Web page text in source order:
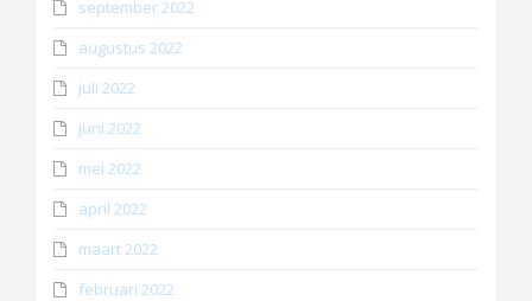
september 2022
augustus 2022
juli 2022
juni 2022
mei 2022
april 2022
maart 2022
februari 2022